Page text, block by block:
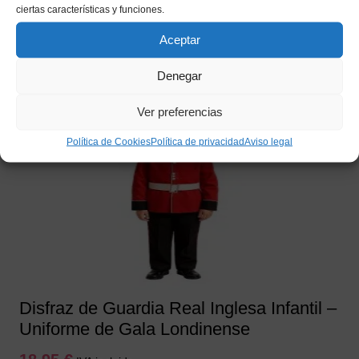
ciertas características y funciones.
Aceptar
Denegar
Ver preferencias
Política de CookiesPolítica de privacidadAviso legal
Añadir a mi lista de deseos
Disfraz de Guardia Real Inglesa Infantil –
Uniforme de Gala Londinense